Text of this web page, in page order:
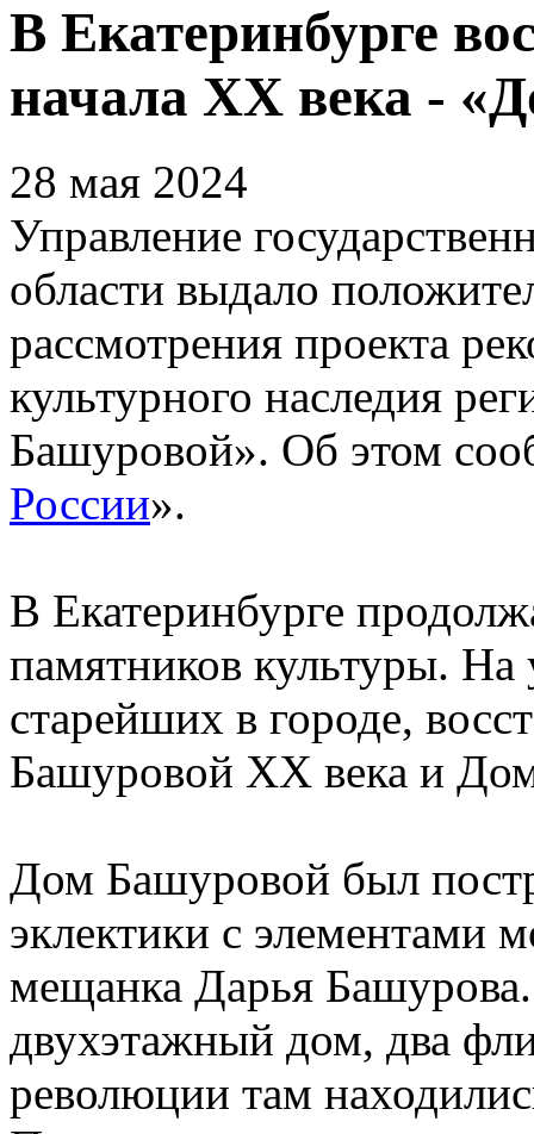
В Екатеринбурге
начала XX века -
28 мая 2024
Управление
области выдало
рассмотрения проекта
культурного наследия
Башуровой». Об этом
России».
В Екатеринбурге
памятников культуры. На
старейших в городе,
Башуровой XX века и
Дом Башуровой был
эклектики с элементами
мещанка Дарья Башурова.
двухэтажный дом, два
революции там